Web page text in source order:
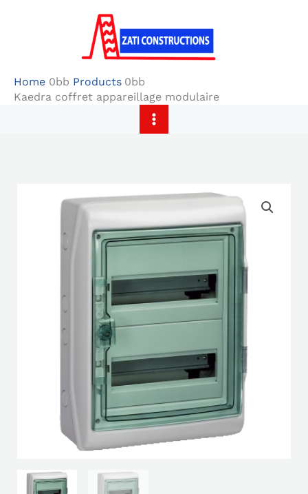
Home
Products
Kaedra coffret appareillage modulaire